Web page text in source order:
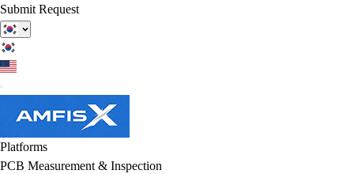
Submit Request
Platforms
PCB Measurement & Inspection